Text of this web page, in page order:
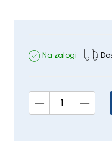
Na zalogi